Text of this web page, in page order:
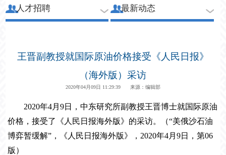
人才招聘 最新动态
王晋副教授就国际原油价格接受《人民日报》
（海外版）采访
2020年04月09日 11:29:39 来源：编辑部
2020年4月9日，中东研究所副教授王晋博士就国际原油
价格，接受了《人民日报海外版》的采访。（“美俄沙石油
博弈暂缓解”，《人民日报海外版》， 2020年4月9日，第06
版）